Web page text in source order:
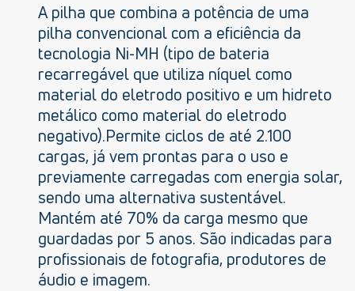
A pilha que combina a potência de uma
pilha convencional com a eficiência da
tecnologia Ni-MH (tipo de bateria
recarregável que utiliza níquel como
material do eletrodo positivo e um hidreto
metálico como material do eletrodo
negativo).Permite ciclos de até 2.100
cargas, já vem prontas para o uso e
previamente carregadas com energia solar,
sendo uma alternativa sustentável.
Mantém até 70% da carga mesmo que
guardadas por 5 anos. São indicadas para
profissionais de fotografia, produtores de
áudio e imagem.